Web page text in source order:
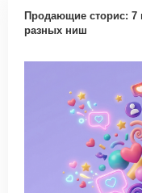
Продающие сторис: 7
разных ниш